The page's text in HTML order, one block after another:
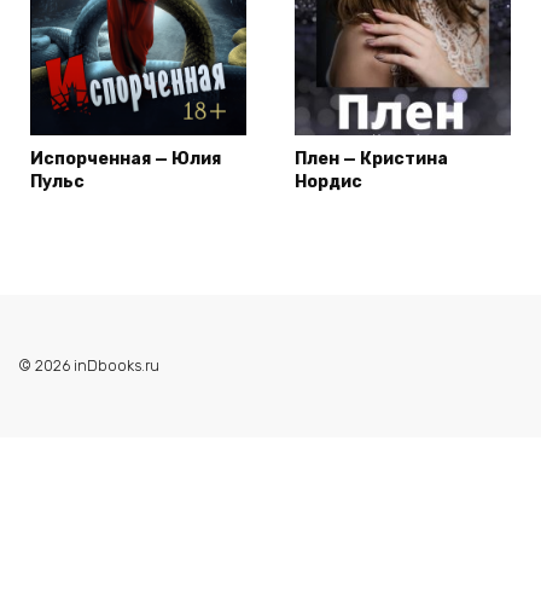
Испорченная — Юлия
Пульс
Плен — Кристина
Нордис
© 2026 inDbooks.ru